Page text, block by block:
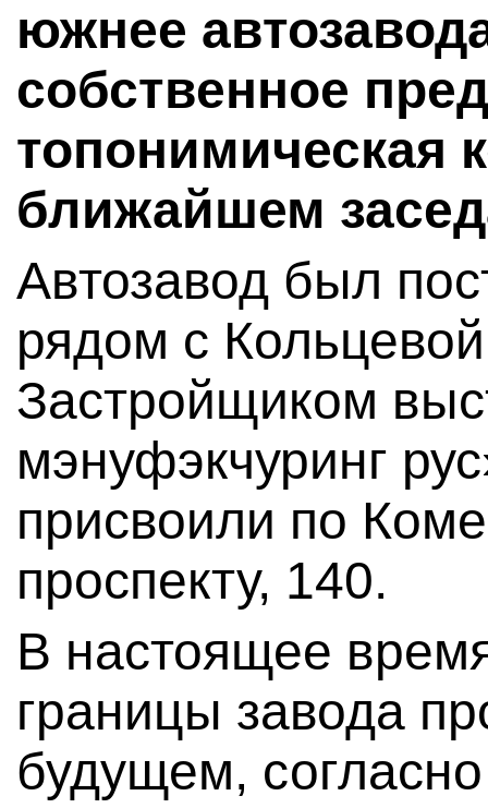
южнее
собственное
топонимическая
ближайшем
Автозавод был
рядом с
Застройщиком
мэнуфэкчуринг
присвоили по
проспекту, 140.
В настоящее
границы завода
будущем,